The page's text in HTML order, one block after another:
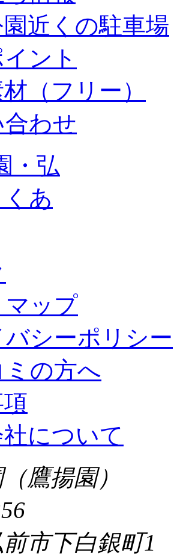
近くの駐車場
ント
（フリー）
わせ
ップ
バシーポリシー
ミの方へ
について
鷹揚園）
市下白銀町1